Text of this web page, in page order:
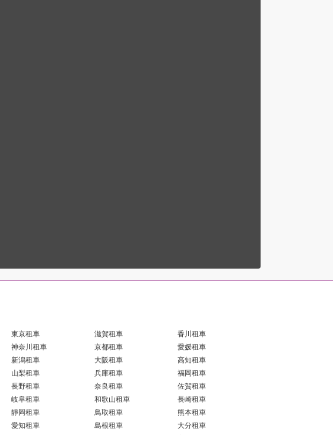
東京租車
神奈川租車
新潟租車
山梨租車
長野租車
岐阜租車
靜岡租車
愛知租車
滋賀租車
京都租車
大阪租車
兵庫租車
奈良租車
和歌山租車
鳥取租車
島根租車
香川租車
愛媛租車
高知租車
福岡租車
佐賀租車
長崎租車
熊本租車
大分租車